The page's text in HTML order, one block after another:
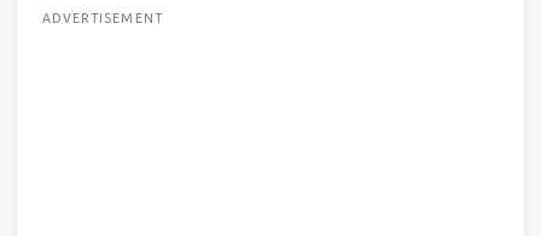
ADVERTISEMENT